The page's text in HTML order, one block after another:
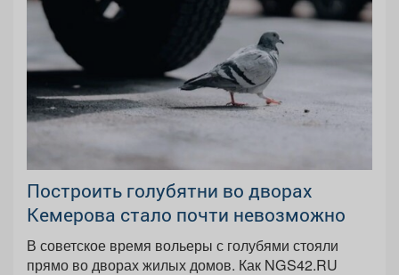
Построить голубятни во дворах
Кемерова стало почти невозможно
В советское время вольеры с голубями стояли
прямо во дворах жилых домов. Как NGS42.RU